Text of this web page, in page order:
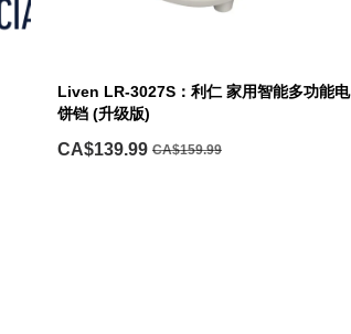
Liven LR-3027S：利仁 家用智能多功能电
饼铛 (升级版)
CA$139.99 CA$159.99